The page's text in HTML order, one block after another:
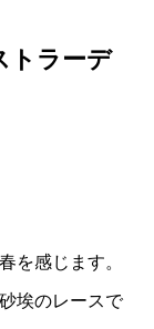
トラーデ
を感じます。
埃のレースで